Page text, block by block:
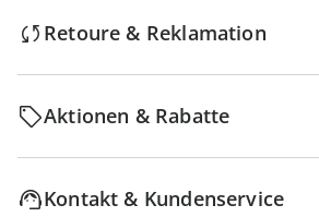
Retoure & Reklamation
Aktionen & Rabatte
Kontakt & Kundenservice